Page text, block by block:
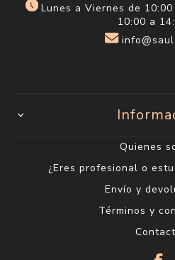
Lunes a Viernes de
10:00 a
Quienes
¿Eres profesional o
Envío y
Términos y